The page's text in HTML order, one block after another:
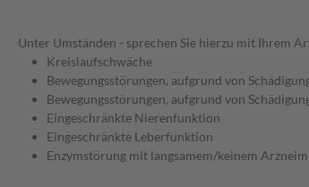
Unter Umständen - sprechen Sie hierzu mit Ihrem
Kreislaufschwäche
Bewegungsstörungen, aufgrund von
Bewegungsstörungen, aufgrund von
Eingeschränkte Nierenfunktion
Eingeschränkte Leberfunktion
Enzymstörung mit langsamem/keinem